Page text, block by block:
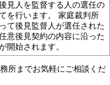
見人を監督する人の選任の
を行います。 家庭裁判所
て後見監督人が選任された
意後見契約の内容に沿った
開始されます。
所までお気軽にご相談くだ